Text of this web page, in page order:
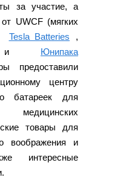
за участие, а
UWCF (мягких
Tesla Batteries
,
Юнипака
предоставили
центру
батареек для
товары для
воображения и
интересные